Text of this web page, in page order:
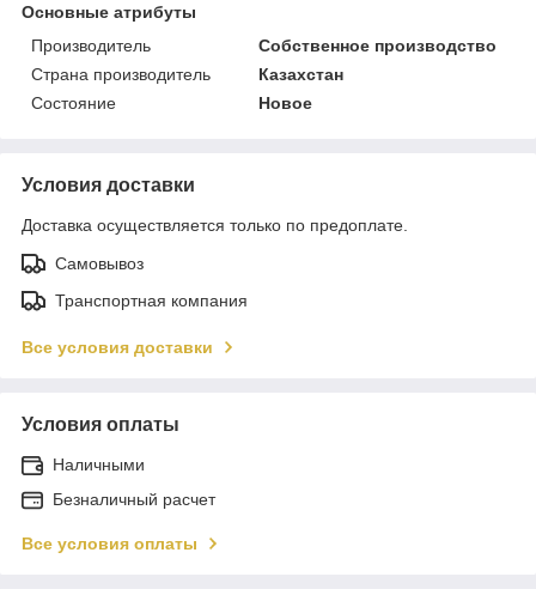
Основные атрибуты
Производитель
Собственное производство
Страна производитель
Казахстан
Состояние
Новое
Условия доставки
Доставка осуществляется только по предоплате.
Самовывоз
Транспортная компания
Все условия доставки
Условия оплаты
Наличными
Безналичный расчет
Все условия оплаты